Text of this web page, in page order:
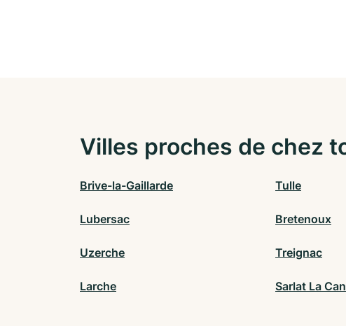
Villes proches de chez
Brive-la-Gaillarde Tulle
Lubersac Bretenoux
Uzerche Treignac
Larche Sarlat La